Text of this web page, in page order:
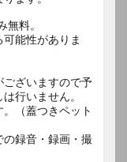
料。
能性がありま
ざいますので予
行いません。
（蓋つきペット
録音・録画・撮